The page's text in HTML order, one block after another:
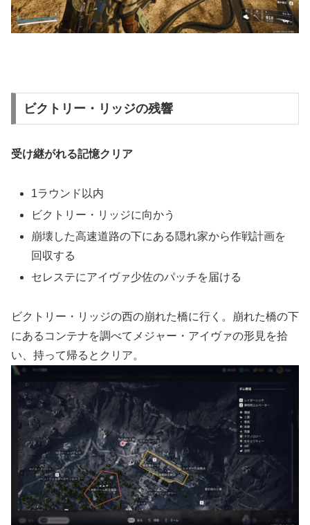
ビクトリー・リッジの残響
受け継がれる記憶クリア
1ラウンド以内
ビクトリー・リッジに向かう
崩壊した高速道路の下にある隠れ家から作戦計画を
回収する
セレステにアイヴァ少佐のパッチを届ける
ビクトリー・リッジの西の崩れた橋に行く。崩れた橋の下
にあるコンテナを調べてメジャー・アイヴァの形見を拾
い、持って帰るとクリア。